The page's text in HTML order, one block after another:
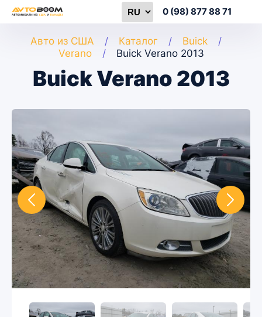
0 (98) 877 88 71
Авто из США Каталог
Buick
Verano
Buick Verano 2013
Buick Verano 2013